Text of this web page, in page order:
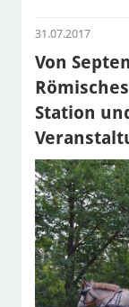
31.07.2017
Von
Station